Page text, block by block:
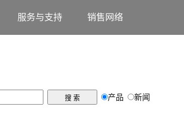
服务与支持 销售网络
产品 新闻